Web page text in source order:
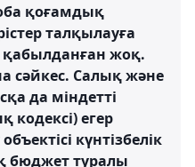
қоғамдық
талқылауға
жоқ.
сәйкес. Салық және
да міндетті
кодексі) егер
күнтізбелік
бюджет туралы